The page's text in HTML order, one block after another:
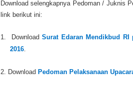
Download selengkapnya Pedoman / Juknis
link berikut ini:
1. Download Surat Edaran Mendikbud RI
2016.
2. Download Pedoman Pelaksanaan